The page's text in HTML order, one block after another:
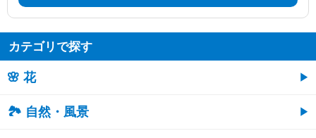
カテゴリで探す
🌸 花
🏞️ 自然・風景